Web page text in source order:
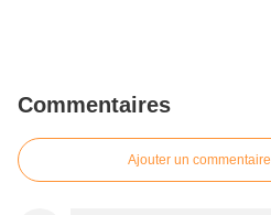
Commentaires
Ajouter un commentaire